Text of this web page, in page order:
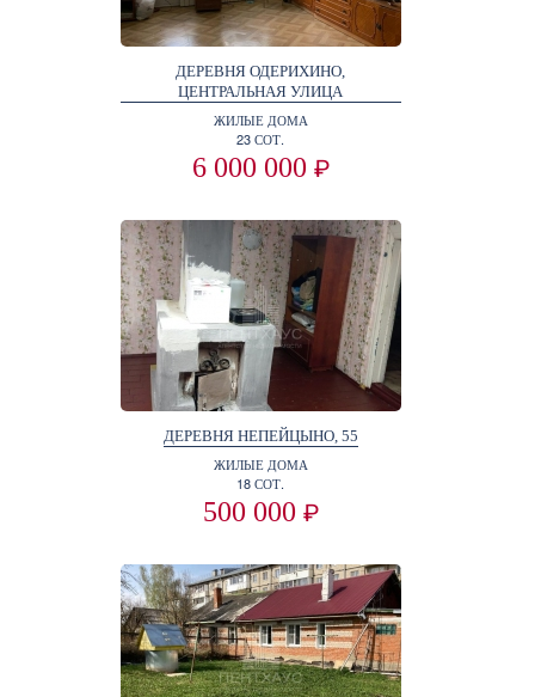
ДЕРЕВНЯ ОДЕРИХИНО,
ЦЕНТРАЛЬНАЯ УЛИЦА
ЖИЛЫЕ ДОМА
23 СОТ.
6 000 000 ₽
ДЕРЕВНЯ НЕПЕЙЦЫНО, 55
ЖИЛЫЕ ДОМА
18 СОТ.
500 000 ₽